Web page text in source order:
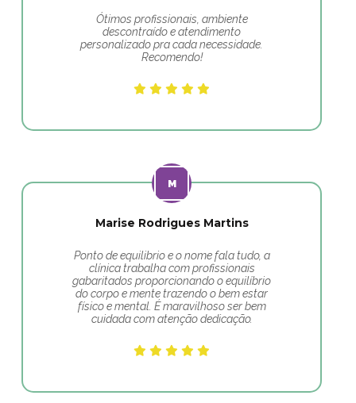
Ótimos profissionais, ambiente
descontraído e atendimento
personalizado pra cada necessidade.
Recomendo!
Marise Rodrigues Martins
Ponto de equilibrio e o nome fala tudo, a
clínica trabalha com profissionais
gabaritados proporcionando o equilíbrio
do corpo e mente trazendo o bem estar
físico e mental. É maravilhoso ser bem
cuidada com atenção dedicação.